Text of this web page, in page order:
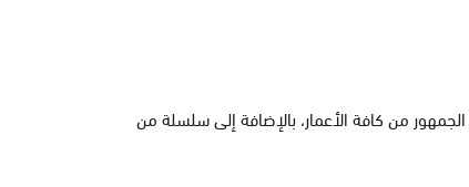
من كافة الأعمار، بالإضافة إلى سلسلة من